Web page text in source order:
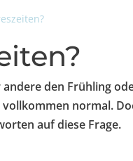
andere den Frühling
vollkommen normal.
auf diese Frage.